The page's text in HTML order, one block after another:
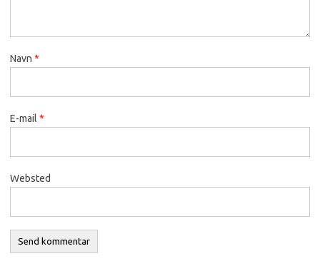
Navn *
E-mail *
Websted